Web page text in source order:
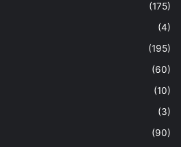
(175)
(4)
(195)
(60)
(10)
(3)
(90)